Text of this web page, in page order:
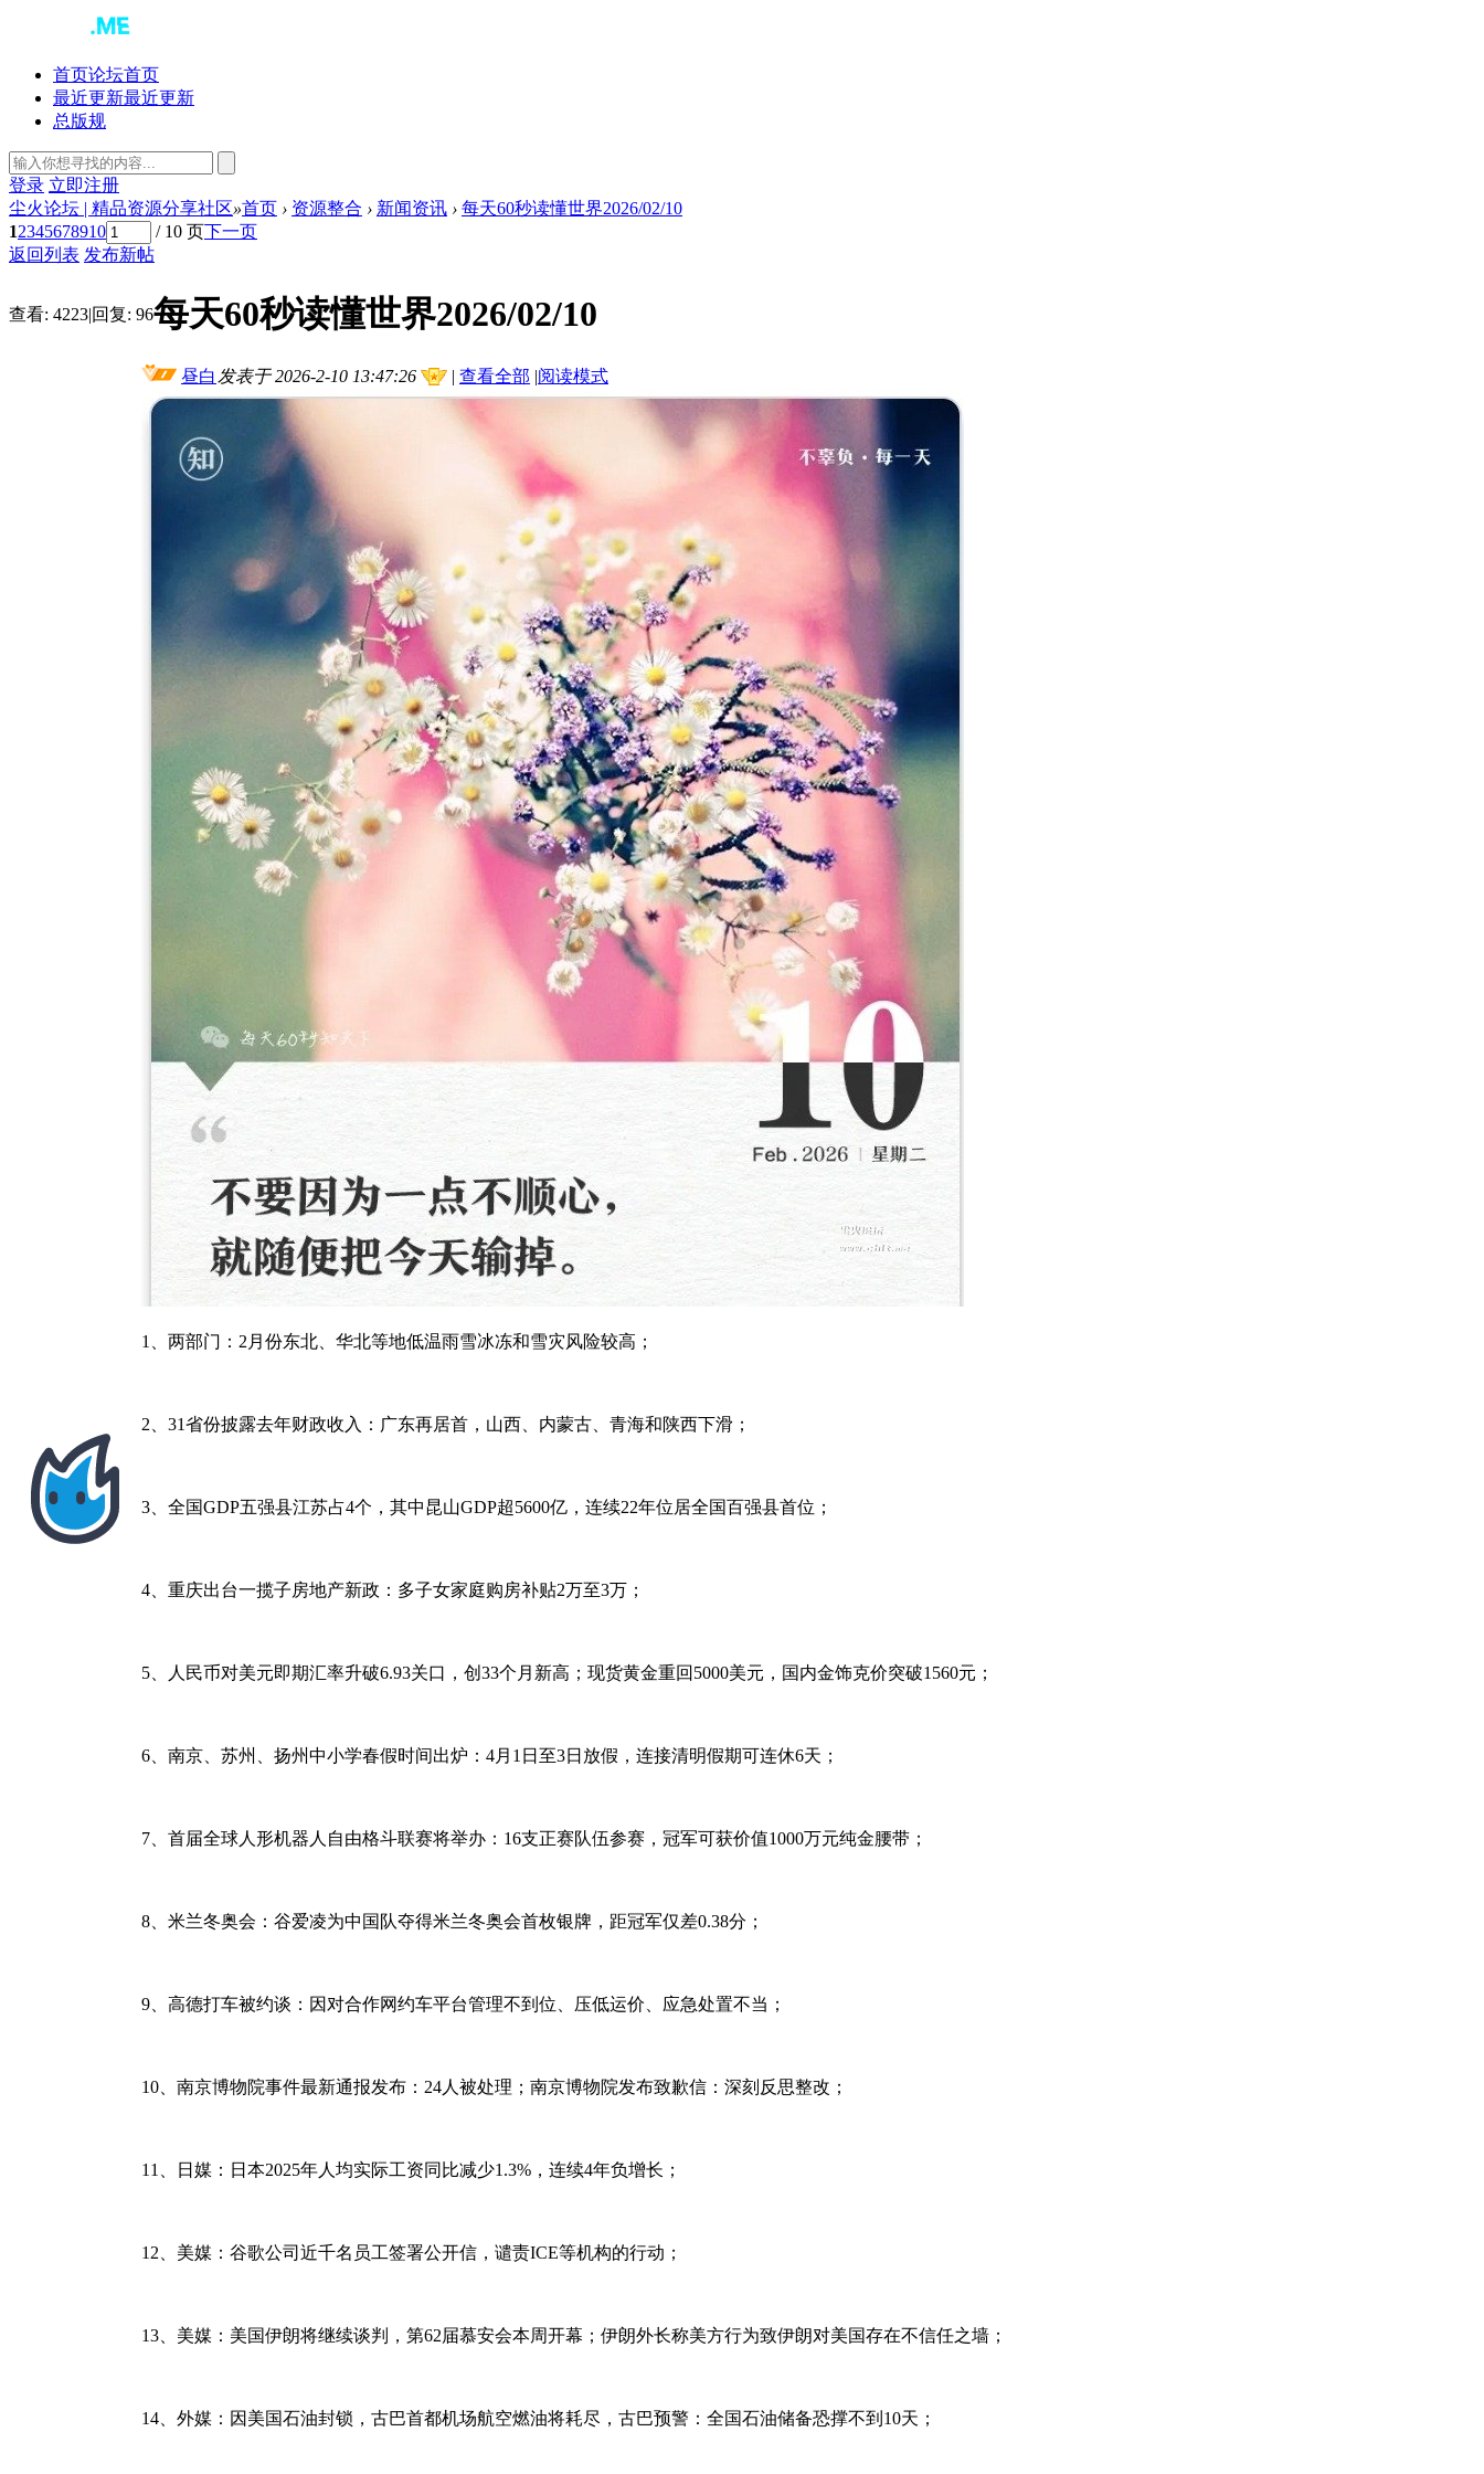
首页论坛首页
最近更新最近更新
总版规
登录 立即注册
尘火论坛 | 精品资源分享社区»首页 › 资源整合 › 新闻资讯 › 每天60秒读懂世界2026/02/10
12345678910 / 10 页下一页
返回列表 发布新帖
查看: 4223|回复: 96每天60秒读懂世界2026/02/10
昼白 发表于 2026-2-10 13:47:26 | 查看全部 |阅读模式
1、两部门：2月份东北、华北等地低温雨雪冰冻和雪灾风险较高；
2、31省份披露去年财政收入：广东再居首，山西、内蒙古、青海和陕西下滑；
3、全国GDP五强县江苏占4个，其中昆山GDP超5600亿，连续22年位居全国百强县首位；
4、重庆出台一揽子房地产新政：多子女家庭购房补贴2万至3万；
5、人民币对美元即期汇率升破6.93关口，创33个月新高；现货黄金重回5000美元，国内金饰克价突破1560元；
6、南京、苏州、扬州中小学春假时间出炉：4月1日至3日放假，连接清明假期可连休6天；
7、首届全球人形机器人自由格斗联赛将举办：16支正赛队伍参赛，冠军可获价值1000万元纯金腰带；
8、米兰冬奥会：谷爱凌为中国队夺得米兰冬奥会首枚银牌，距冠军仅差0.38分；
9、高德打车被约谈：因对合作网约车平台管理不到位、压低运价、应急处置不当；
10、南京博物院事件最新通报发布：24人被处理；南京博物院发布致歉信：深刻反思整改；
11、日媒：日本2025年人均实际工资同比减少1.3%，连续4年负增长；
12、美媒：谷歌公司近千名员工签署公开信，谴责ICE等机构的行动；
13、美媒：美国伊朗将继续谈判，第62届慕安会本周开幕；伊朗外长称美方行为致伊朗对美国存在不信任之墙；
14、外媒：因美国石油封锁，古巴首都机场航空燃油将耗尽，古巴预警：全国石油储备恐撑不到10天；